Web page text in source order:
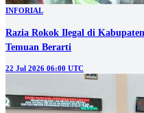
INFORIAL
Razia Rokok Ilegal di
Temuan Berarti
22 Jul 2026 06:00 UTC